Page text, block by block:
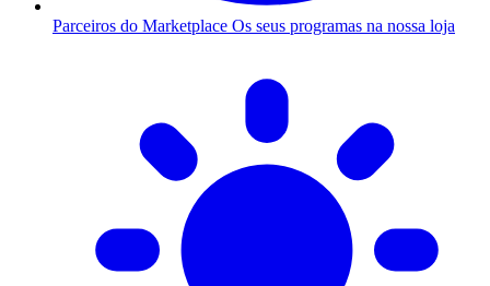
Parceiros do Marketplace Os seus programas na nossa loja